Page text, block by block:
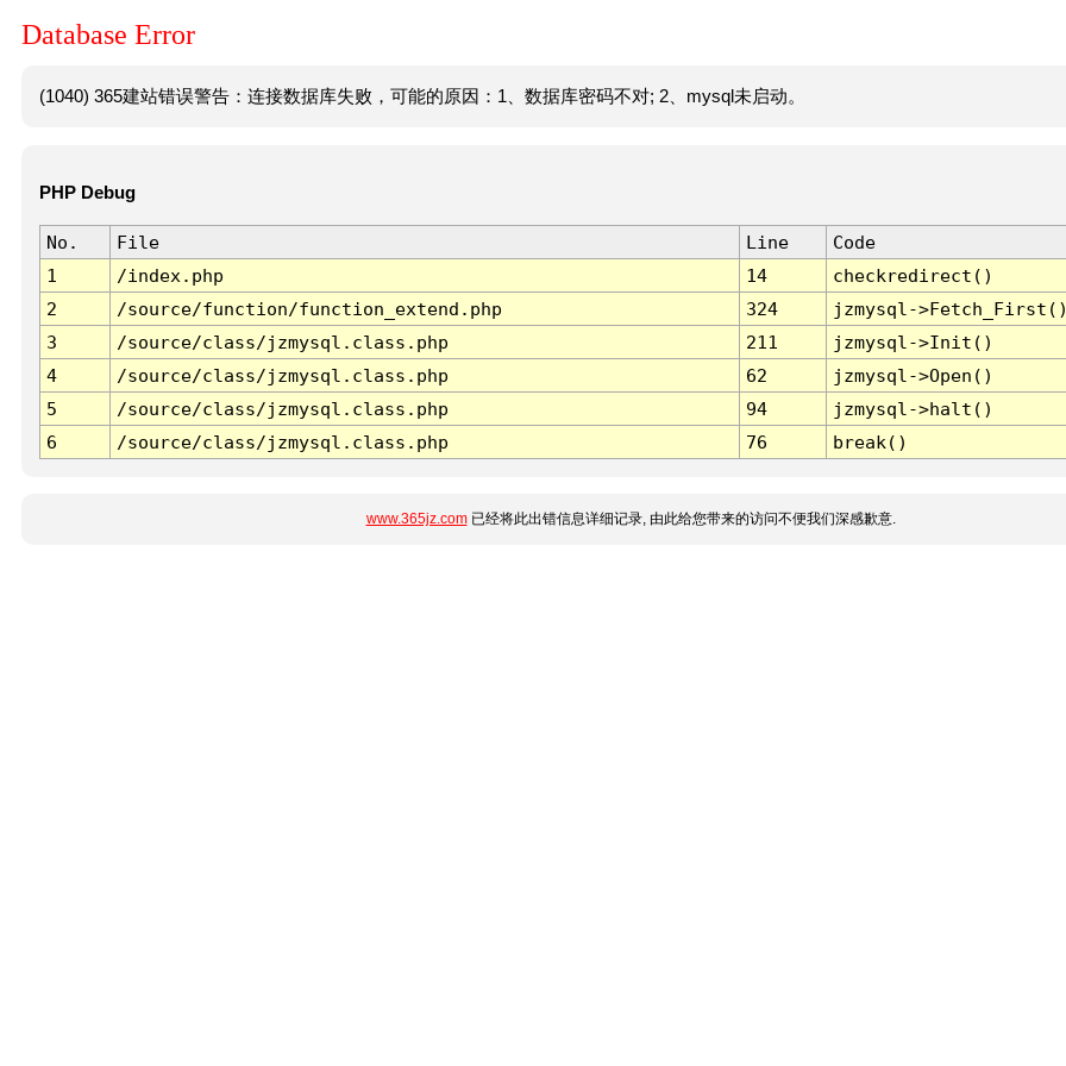
Database Error
(1040) 365建站错误警告：连接数据库失败，可能的原因：1、数据库密码不对; 2、mysql未启动。
PHP Debug
No. File Line
Code
1
/index.php 14
checkredirect()
2
/source/function/function_extend.php 324
jzmysql-
3
/source/class/jzmysql.class.php 211
jzmysql->Init()
4
/source/class/jzmysql.class.php 62
jzmysql->Open()
5
/source/class/jzmysql.class.php 94
jzmysql->halt()
6
/source/class/jzmysql.class.php 76 break()
www.365jz.com已经将此出错信息详细记录, 由此给您带来的访问不便我们深感歉意.